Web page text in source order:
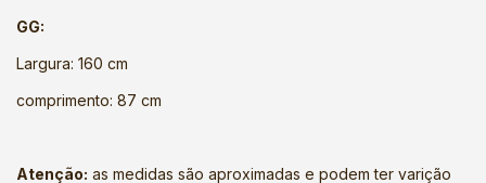
GG:
Largura: 160 cm
comprimento: 87 cm
Atenção: as medidas são aproximadas e podem ter varição